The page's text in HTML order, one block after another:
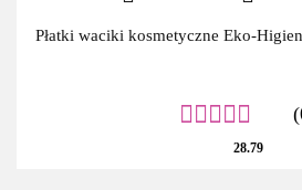
Płatki waciki kosmetyczne Eko-
28.79